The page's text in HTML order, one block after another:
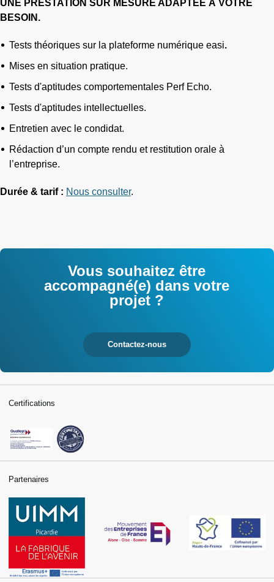
UNE PRESTATION SUR MESURE ADAPTÉE À VOTRE
BESOIN.
Tests théoriques sur la plateforme numérique easi.
Mises en situation pratique.
Tests d'aptitudes comportementales Perf Echo.
Tests d'aptitudes intellectuelles.
Entretien avec le condidat.
Rédaction d’un compte rendu et restitution orale à
l’entreprise.
Durée & tarif : Nous consulter.
Vous souhaitez être
accompagné(e) dans votre
projet ?
Contactez-nous
Certifications
Partenaires